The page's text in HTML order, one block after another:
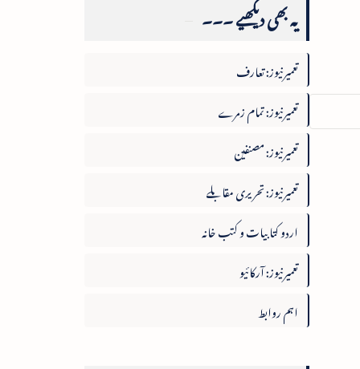
یہ بھی دیکھیے ۔۔۔
تعمیرنیوز: تعارف
تعمیرنیوز: تمام زمرے
تعمیرنیوز: مصنفین
تعمیرنیوز: تحریری مقابلے
اردو کتابیات و کتب خانہ
تعمیرنیوز: آرکائیو
اہم روابط